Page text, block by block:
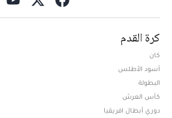
كرة القدم
كان
أسود الأطلس
البطولة
كأس العرش
دوري أبطال افريقيا